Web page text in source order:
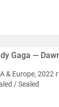
Gaga —
& Europe, 2022
/ Sealed